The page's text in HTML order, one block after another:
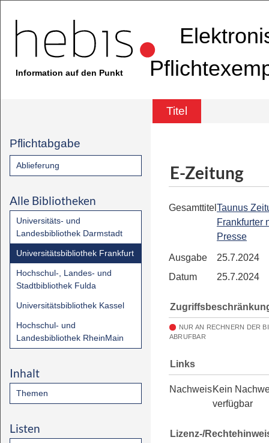
Information auf den Punkt
Titel
Pflichtabgabe
Ablieferung
Alle Bibliotheken
Universitäts- und
Landesbibliothek Darmstadt
Universitätsbibliothek Frankfurt
Hochschul-, Landes- und
Stadtbibliothek Fulda
Universitätsbibliothek Kassel
Hochschul- und
Landesbibliothek RheinMain
Inhalt
Themen
Listen
E-Zeitung
Gesamttitel Taunus
Frankfurter
Presse
Ausgabe
25.7.2024
Datum
25.7.2024
NUR AN RECHNERN DER
ABRUFBAR
Links
NachweisKein
verfügbar
Lizenz-/